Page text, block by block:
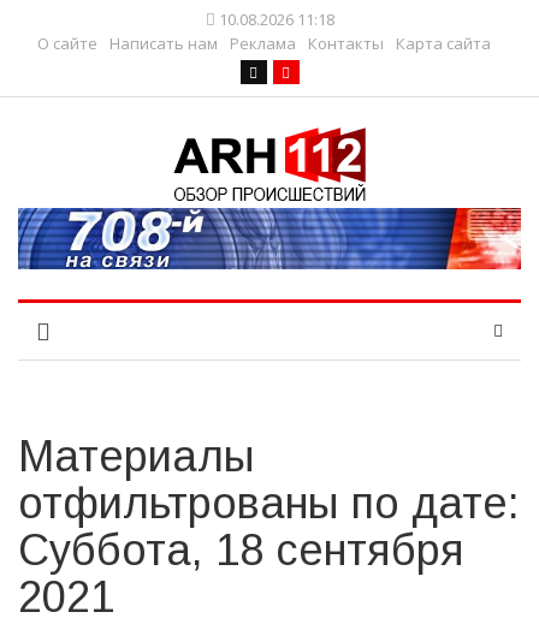
10.08.2026 11:18
О сайте
Написать нам Реклама Контакты Карта сайта
Материалы
отфильтрованы по дате:
Суббота, 18 сентября
2021